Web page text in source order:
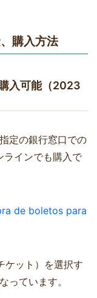
購入方法
入可能（2023
定の銀行窓口での
インでも購入で
de boletos para
ット）を選択す
っています。